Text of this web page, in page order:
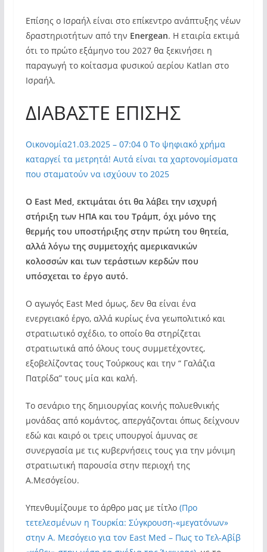
Επίσης ο Ισραήλ είναι στο επίκεντρο ανάπτυξης νέων
δραστηριοτήτων από την Energean. Η εταιρία εκτιμά
ότι το πρώτο εξάμηνο του 2027 θα ξεκινήσει η
παραγωγή το κοίτασμα φυσικού αερίου Katlan στο
Ισραήλ.
ΔΙΑΒΑΣΤΕ ΕΠΙΣΗΣ
Οικονομία21.03.2025 – 07:040 Το ψηφιακό χρήμα
καταργεί τα μετρητά! Αυτά είναι τα χαρτονομίσματα
που σταματούν να ισχύουν το 2025
Ο East Med, εκτιμάται ότι θα λάβει την ισχυρή
στήριξη των ΗΠΑ και του Τράμπ, όχι μόνο της
θερμής του υποστήριξης στην πρώτη του θητεία,
αλλά λόγω της συμμετοχής αμερικανικών
κολοσσών και των τεράστιων κερδών που
υπόσχεται το έργο αυτό.
Ο αγωγός East Med όμως, δεν θα είναι ένα
ενεργειακό έργο, αλλά κυρίως ένα γεωπολιτικό και
στρατιωτικό σχέδιο, το οποίο θα στηρίζεται
στρατιωτικά από όλους τους συμμετέχοντες,
εξοβελίζοντας τους Τούρκους και την “ Γαλάζια
Πατρίδα” τους μία και καλή.
Το σενάριο της δημιουργίας κοινής πολυεθνικής
μονάδας από κομάντος, απεργάζονται όπως δείχνουν
εδώ και καιρό οι τρεις υπουργοί άμυνας σε
συνεργασία με τις κυβερνήσεις τους για την μόνιμη
στρατιωτική παρουσία στην περιοχή της
Α.Μεσόγείου.
Υπενθυμίζουμε το άρθρο μας με τίτλο (Προ
τετελεσμένων η Τουρκία: Σύγκρουση-«μεγατόνων»
στην Α. Μεσόγειο για τον East Med – Πως το Τελ-Αβίβ